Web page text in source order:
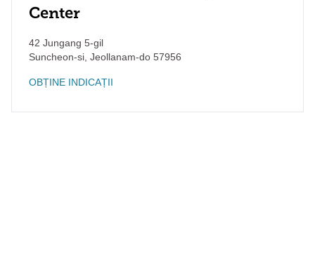
Center
42 Jungang 5-gil
Suncheon-si Jeollanam-do 57956
OBȚINE INDICAȚII